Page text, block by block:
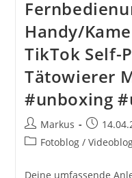
Handy/
TikTok Self-
Tätowierer
#unboxing
Beitrags-
Autor:
Markus
Beitrag
Beitrags-
Fotoblog /
Deine umfassende